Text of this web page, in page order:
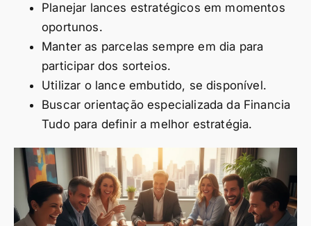
Planejar lances estratégicos em momentos
oportunos.
Manter as parcelas sempre em dia para
participar dos sorteios.
Utilizar o lance embutido, se disponível.
Buscar orientação especializada da Financia
Tudo para definir a melhor estratégia.